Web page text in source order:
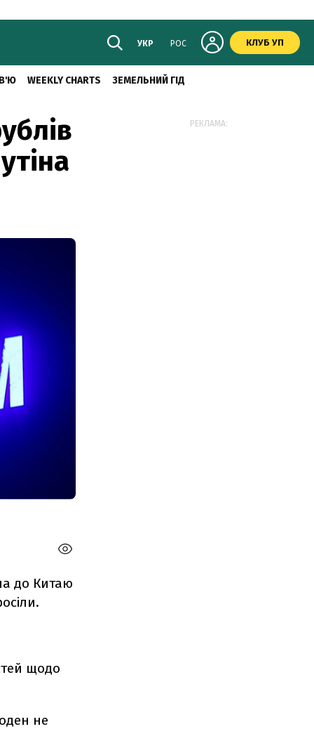
УКР РОС КЛУБ УП
WEEKLY CHARTS ЗЕМЕЛЬНИЙ ГІД
до Китаю
щодо
не
РЕКЛАМА: